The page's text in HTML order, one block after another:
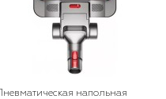
Пневматическая напольная